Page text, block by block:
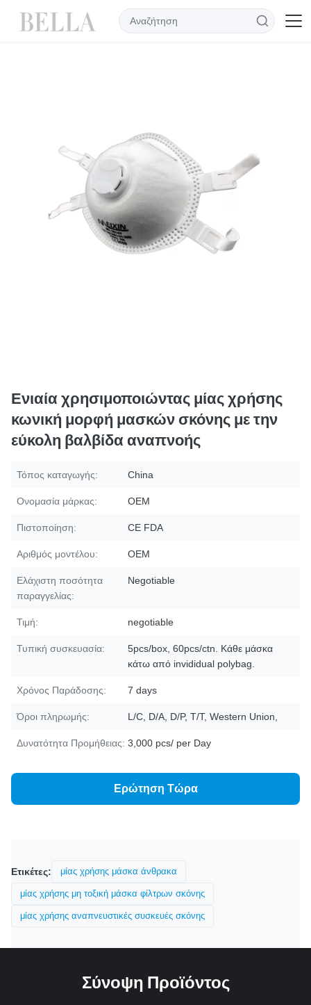
Ενιαία χρησιμοποιώντας μίας χρήσης
κωνική μορφή μασκών σκόνης με την
εύκολη βαλβίδα αναπνοής
Τόπος καταγωγής: China
Ονομασία μάρκας: OEM
Πιστοποίηση: CE FDA
Αριθμός μοντέλου: OEM
Ελάχιστη ποσότητα
παραγγελίας:
Negotiable
Τιμή: negotiable
Τυπική συσκευασία:
5pcs/box, 60pcs/ctn. Κάθε μάσκα
κάτω από invididual polybag.
Χρόνος Παράδοσης: 7 days
Όροι πληρωμής: L/C, D/A, D/P, T/T, Western Union,
Δυνατότητα Προμήθειας: 3,000 pcs/ per Day
Ερώτηση Τώρα
Ετικέτες: μίας χρήσης μάσκα άνθρακα
μίας χρήσης μη τοξική μάσκα φίλτρων σκόνης
μίας χρήσης αναπνευστικές συσκευές σκόνης
Σύνοψη Προϊόντος